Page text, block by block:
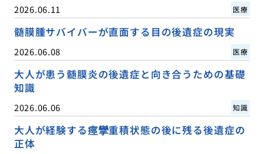
2026.06.11 医療
髄膜腫サバイバーが直面する目の後遺症の現実
2026.06.08 医療
大人が患う髄膜炎の後遺症と向き合うための基礎
知識
2026.06.06 知識
大人が経験する痙攣重積状態の後に残る後遺症の
正体